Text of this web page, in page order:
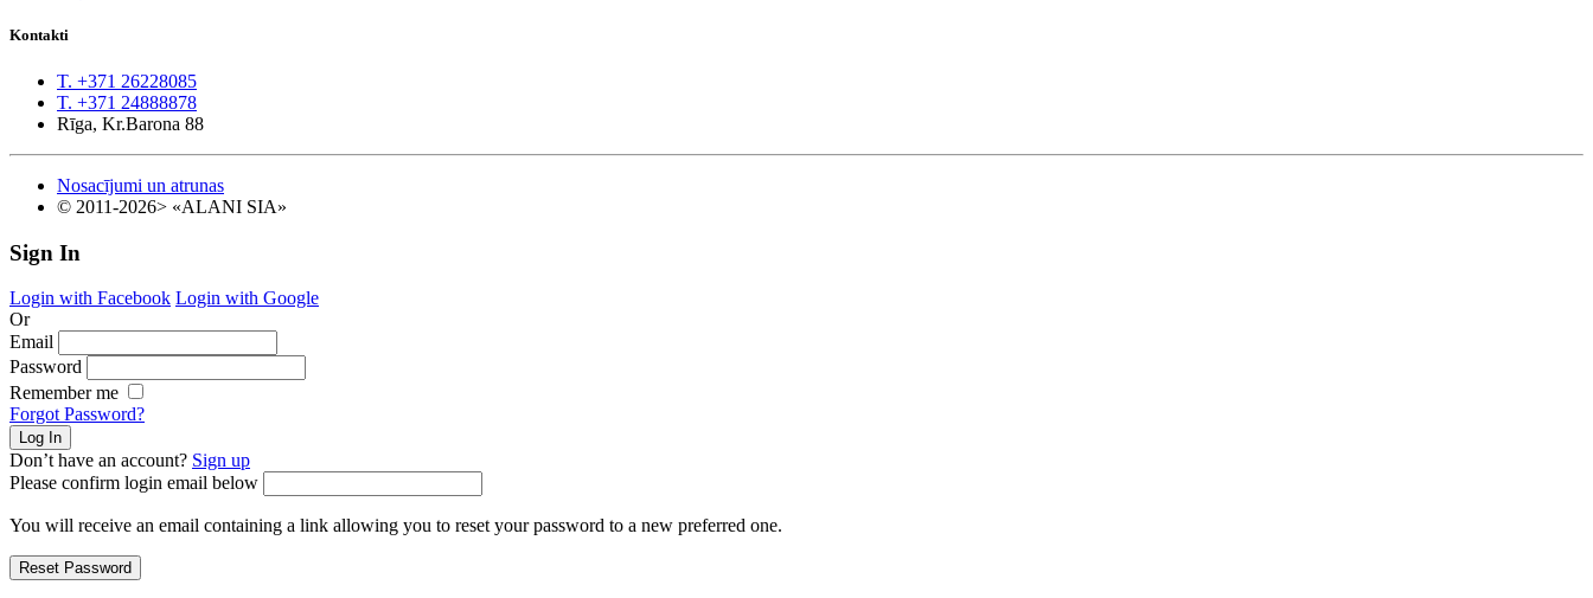
Kontakti
T. +371 26228085
T. +371 24888878
Rīga, Kr.Barona 88
Nosacījumi un atrunas
© 2011-2026> «ALANI SIA»
Sign In
Login with Facebook Login with Google
Or
Email
Password
Remember me
Forgot Password?
Don’t have an account? Sign up
Please confirm login email below
You will receive an email containing a link allowing you to reset your password to a new preferred one.